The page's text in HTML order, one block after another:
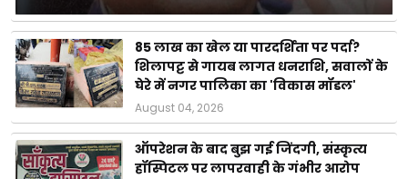
85 लाख का खेल या पारदर्शिता पर पर्दा?
शिलापट्ट से गायब लागत धनराशि, सवालों के
घेरे में नगर पालिका का 'विकास मॉडल'
August 04, 2026
ऑपरेशन के बाद बुझ गई जिंदगी, संस्कृत्य
हॉस्पिटल पर लापरवाही के गंभीर आरोप